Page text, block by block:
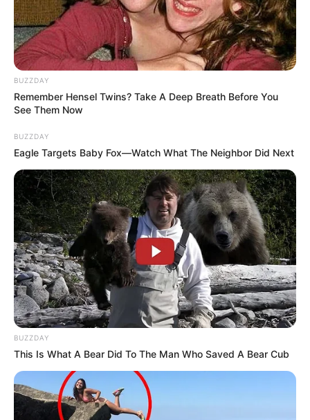
3. Η πλήρης χρηματοδότηση του
προϋπολογισμού
Ο WHO παρουσίασε έναν ήδη μειωμένο και
συρρικνωμένο προϋπολογισμό για τη διετία 2026–2027
(ύψους 4,2 δισεκατομμυρίων δολαρίων έναντι 5,3 δισ.
BUZZDAY
Remember Hensel Twins? Take A Deep Breath Before You
See Them Now
BUZZDAY
Eagle Targets Baby Fox—Watch What The Neighbor Did Next
BUZZDAY
This Is What A Bear Did To The Man Who Saved A Bear Cub